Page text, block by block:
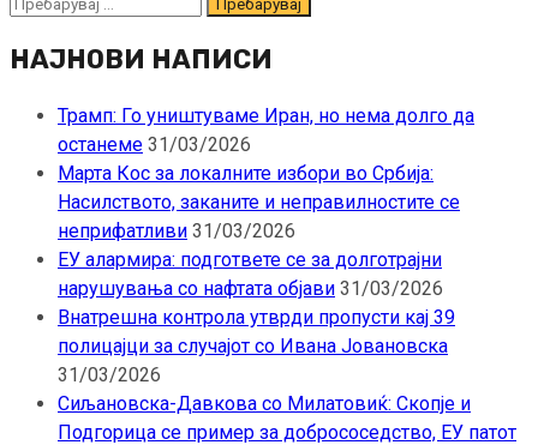
НАЈНОВИ НАПИСИ
Трамп: Го уништуваме Иран, но нема долго да
останеме 31/03/2026
Марта Кос за локалните избори во Србија:
Насилството, заканите и неправилностите се
неприфатливи 31/03/2026
ЕУ алармира: подгответе се за долготрајни
нарушувања со нафтата објави 31/03/2026
Внатрешна контрола утврди пропусти кај 39
полицајци за случајот со Ивана Јовановска
31/03/2026
Сиљановска-Давкова со Милатовиќ: Скопје и
Подгорица се пример за добрососедство, ЕУ патот